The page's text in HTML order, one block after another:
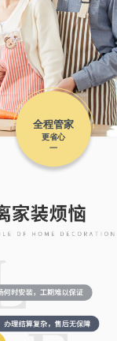
全程管家
更省心
一